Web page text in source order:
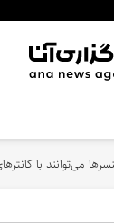
می‌توانند با